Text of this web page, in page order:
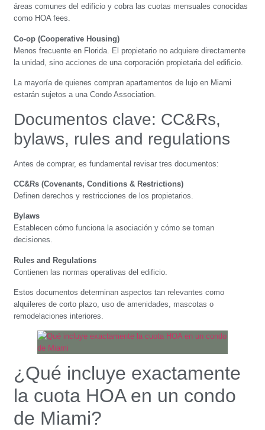
áreas comunes del edificio y cobra las cuotas mensuales conocidas
como HOA fees.
Co-op (Cooperative Housing)
Menos frecuente en Florida. El propietario no adquiere directamente
la unidad, sino acciones de una corporación propietaria del edificio.
La mayoría de quienes compran apartamentos de lujo en Miami
estarán sujetos a una Condo Association.
Documentos clave: CC&Rs,
bylaws, rules and regulations
Antes de comprar, es fundamental revisar tres documentos:
CC&Rs (Covenants, Conditions & Restrictions)
Definen derechos y restricciones de los propietarios.
Bylaws
Establecen cómo funciona la asociación y cómo se toman
decisiones.
Rules and Regulations
Contienen las normas operativas del edificio.
Estos documentos determinan aspectos tan relevantes como
alquileres de corto plazo, uso de amenidades, mascotas o
remodelaciones interiores.
¿Qué incluye exactamente
la cuota HOA en un condo
de Miami?